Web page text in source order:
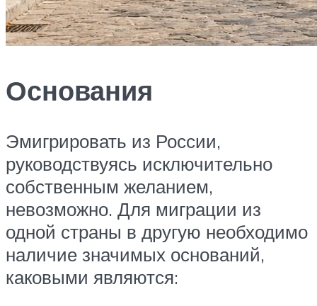
Основания
Эмигрировать из России,
руководствуясь исключительно
собственным желанием,
невозможно. Для миграции из
одной страны в другую необходимо
наличие значимых оснований,
каковыми являются: